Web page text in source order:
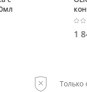
концентрат
1 848,00
Только